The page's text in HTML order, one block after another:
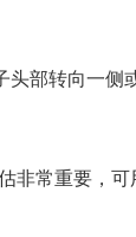
部转向一
常重要，可